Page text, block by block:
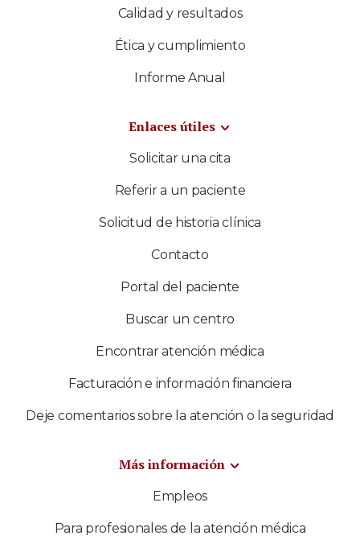
Calidad y resultados
Ética y cumplimiento
Informe Anual
Enlaces útiles
Solicitar una cita
Referir a un paciente
Solicitud de historia clínica
Contacto
Portal del paciente
Buscar un centro
Encontrar atención médica
Facturación e información financiera
Deje comentarios sobre la atención o la seguridad
Más información
Empleos
Para profesionales de la atención médica